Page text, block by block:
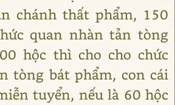
chánh thất phẩm, 150
quan nhàn tản tòng
hộc thì cho cho chức
tòng bát phẩm, con cái
tuyển, nếu là 60 hộc